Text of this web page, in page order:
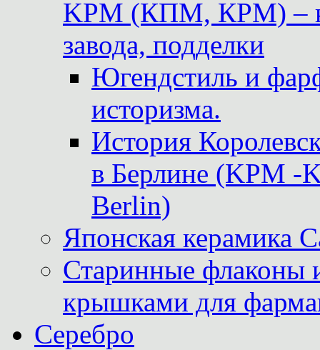
KPM (КПМ, КРМ) –
завода, подделки
Югендстиль и
историзма.
История
в Берлине (KPM -
Berlin)
Японская керамика
Старинные флаконы
крышками для
Серебро